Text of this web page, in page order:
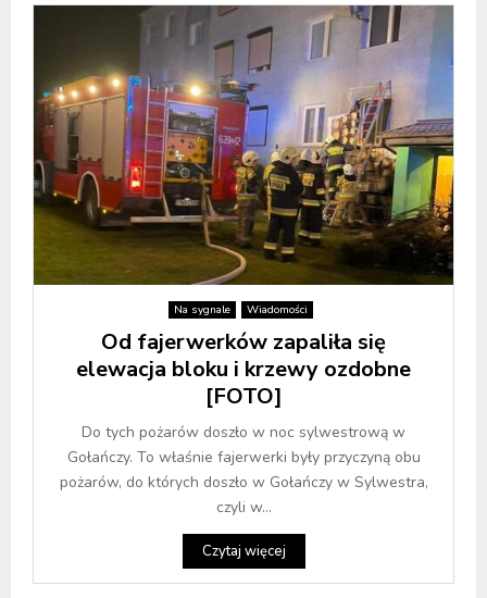
Na sygnale Wiadomości
Od fajerwerków zapaliła się
elewacja bloku i krzewy ozdobne
[FOTO]
Do tych pożarów doszło w noc sylwestrową w
Gołańczy. To właśnie fajerwerki były przyczyną obu
pożarów, do których doszło w Gołańczy w Sylwestra,
czyli w...
Czytaj więcej